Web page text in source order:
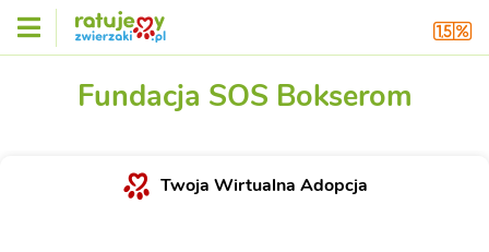
Fundacja SOS Bokserom
Twoja Wirtualna Adopcja